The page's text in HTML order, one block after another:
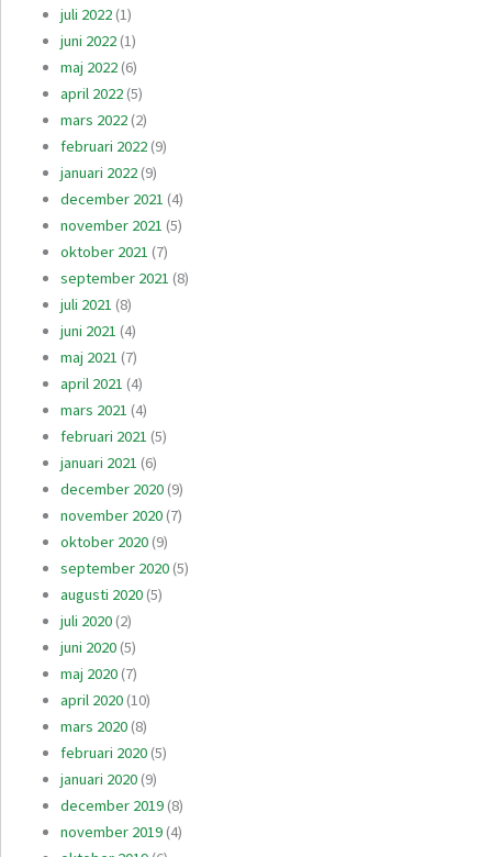
juli 2022(1)
juni 2022(1)
maj 2022(6)
april 2022(5)
mars 2022(2)
februari 2022(9)
januari 2022(9)
december 2021 (4)
november 2021 (5)
oktober 2021 (7)
september 2021 (8)
juli 2021 (8)
juni 2021 (4)
maj 2021 (7)
april 2021 (4)
mars 2021 (4)
februari 2021 (5)
januari 2021 (6)
december 2020(9)
november 2020(7)
oktober 2020(9)
september 2020(5)
augusti 2020(5)
juli 2020(2)
juni 2020(5)
maj 2020(7)
april 2020(10)
mars 2020(8)
februari 2020(5)
januari 2020(9)
december 2019(8)
november 2019(4)